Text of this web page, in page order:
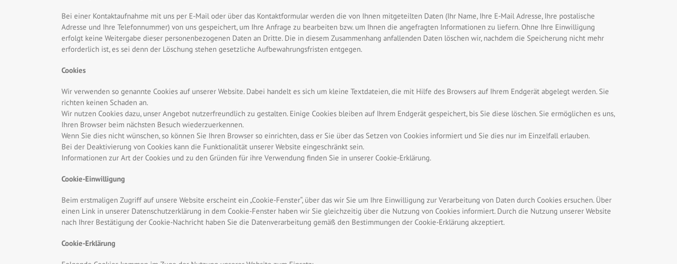
Bei einer Kontaktaufnahme mit uns per E-Mail oder über das Kontaktformular werden die von Ihnen mitgeteilten Daten (Ihr Name, Ihre E-Mail Adresse, Ihre postalische
Adresse und Ihre Telefonnummer) von uns gespeichert, um Ihre Anfrage zu bearbeiten bzw. um Ihnen die angefragten Informationen zu liefern. Ohne Ihre Einwilligung
erfolgt keine Weitergabe dieser personenbezogenen Daten an Dritte. Die in diesem Zusammenhang anfallenden Daten löschen wir, nachdem die Speicherung nicht mehr
erforderlich ist, es sei denn der Löschung stehen gesetzliche Aufbewahrungsfristen entgegen.
Cookies
Wir verwenden so genannte Cookies auf unserer Website. Dabei handelt es sich um kleine Textdateien, die mit Hilfe des Browsers auf Ihrem Endgerät abgelegt werden. Sie
richten keinen Schaden an.
Wir nutzen Cookies dazu, unser Angebot nutzerfreundlich zu gestalten. Einige Cookies bleiben auf Ihrem Endgerät gespeichert, bis Sie diese löschen. Sie ermöglichen es uns,
Ihren Browser beim nächsten Besuch wiederzuerkennen.
Wenn Sie dies nicht wünschen, so können Sie Ihren Browser so einrichten, dass er Sie über das Setzen von Cookies informiert und Sie dies nur im Einzelfall erlauben.
Bei der Deaktivierung von Cookies kann die Funktionalität unserer Website eingeschränkt sein.
Informationen zur Art der Cookies und zu den Gründen für ihre Verwendung finden Sie in unserer Cookie-Erklärung.
Cookie-Einwilligung
Beim erstmaligen Zugriff auf unsere Website erscheint ein „Cookie-Fenster“, über das wir Sie um Ihre Einwilligung zur Verarbeitung von Daten durch Cookies ersuchen. Über
einen Link in unserer Datenschutzerklärung in dem Cookie-Fenster haben wir Sie gleichzeitig über die Nutzung von Cookies informiert. Durch die Nutzung unserer Website
nach Ihrer Bestätigung der Cookie-Nachricht haben Sie die Datenverarbeitung gemäß den Bestimmungen der Cookie-Erklärung akzeptiert.
Cookie-Erklärung